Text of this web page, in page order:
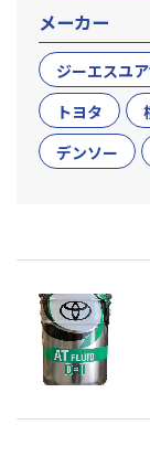
メーカー
ジーエスユ
トヨタ
デンソー